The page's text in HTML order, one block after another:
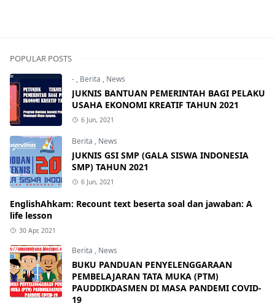
POPULAR POSTS
- , Berita , News
JUKNIS BANTUAN PEMERINTAH BAGI PELAKU
USAHA EKONOMI KREATIF TAHUN 2021
6 Jun, 2021
Berita , News
JUKNIS GSI SMP (GALA SISWA INDONESIA
SMP) TAHUN 2021
6 Jun, 2021
EnglishAhkam: Recount text beserta soal dan jawaban: A
life lesson
30 Apr, 2021
Berita , News
BUKU PANDUAN PENYELENGGARAAN
PEMBELAJARAN TATA MUKA (PTM)
PAUDDIKDASMEN DI MASA PANDEMI COVID-
19